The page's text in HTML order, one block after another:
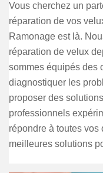
Vous cherchez un
réparation de vos
Ramonage est là.
réparation de velux
sommes équipés des
diagnostiquer les
proposer des
professionnels
répondre à toutes
meilleures solutions